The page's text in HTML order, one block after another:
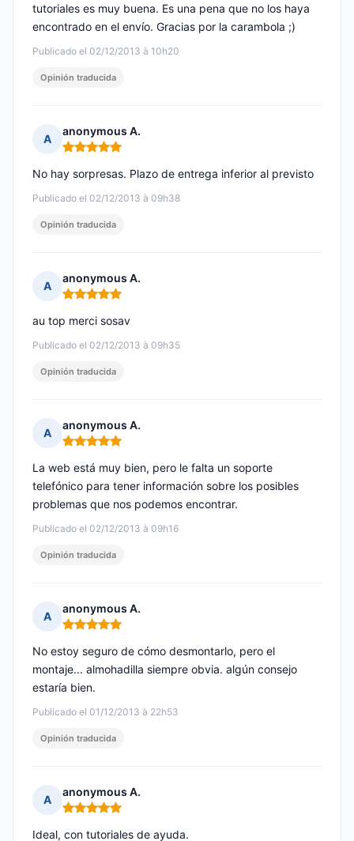
Publicado el 02/12/2013 à 10h20
tutoriales es muy buena. Es una pena que no los haya
encontrado en el envío. Gracias por la carambola ;)
Opinión traducida
A
anonymous A.
Nota: 5 de 5
Publicado el 02/12/2013 à 09h38
No hay sorpresas. Plazo de entrega inferior al previsto
Opinión traducida
A
anonymous A.
Nota: 5 de 5
Publicado el 02/12/2013 à 09h35
au top merci sosav
Opinión traducida
A
anonymous A.
Nota: 5 de 5
Publicado el 02/12/2013 à 09h16
La web está muy bien, pero le falta un soporte
telefónico para tener información sobre los posibles
problemas que nos podemos encontrar.
Opinión traducida
A
anonymous A.
Nota: 5 de 5
Publicado el 01/12/2013 à 22h53
No estoy seguro de cómo desmontarlo, pero el
montaje... almohadilla siempre obvia. algún consejo
estaría bien.
Opinión traducida
A
anonymous A.
Nota: 5 de 5
Ideal, con tutoriales de ayuda.